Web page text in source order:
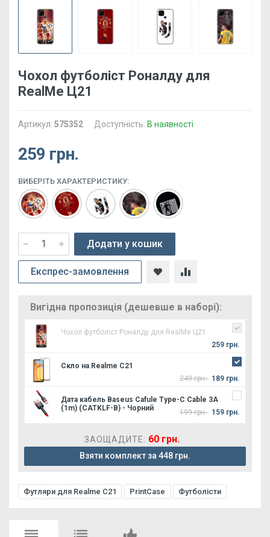
Чохол футболіст Роналду для
RealMe Ц21
Артикул: 575352 Доступність: В наявності
259 грн.
ВИБЕРІТЬ ХАРАКТЕРИСТИКУ:
Додати у кошик
Експрес-замовлення
Вигідна пропозиція (дешевше в наборі):
Чохол футболіст Роналду для RealMe Ц21
259 грн.
Скло на Realme C21
249 грн. 189 грн.
Дата кабель Baseus Cafule Type-C Cable 3A
(1m) (CATKLF-B) - Чорний
199 грн. 159 грн.
ЗАОЩАДИТЕ: 60 грн.
Взяти комплект за 448 грн.
Футляри для Realme C21 PrintCase Футболісти